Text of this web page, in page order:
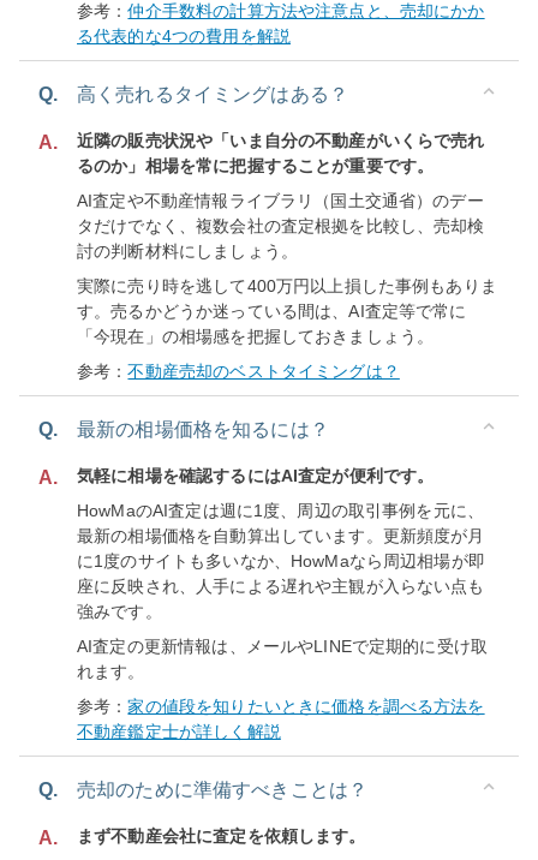
参考：仲介手数料の計算方法や注意点と、売却にかか
る代表的な4つの費用を解説
Q. 高く売れるタイミングはある？
A.
近隣の販売状況や「いま自分の不動産がいくらで売れ
るのか」相場を常に把握することが重要です。
AI査定や不動産情報ライブラリ（国土交通省）のデー
タだけでなく、複数会社の査定根拠を比較し、売却検
討の判断材料にしましょう。
実際に売り時を逃して400万円以上損した事例もありま
す。売るかどうか迷っている間は、AI査定等で常に
「今現在」の相場感を把握しておきましょう。
参考：不動産売却のベストタイミングは？
Q. 最新の相場価格を知るには？
A.
気軽に相場を確認するにはAI査定が便利です。
HowMaのAI査定は週に1度、周辺の取引事例を元に、
最新の相場価格を自動算出しています。更新頻度が月
に1度のサイトも多いなか、HowMaなら周辺相場が即
座に反映され、人手による遅れや主観が入らない点も
強みです。
AI査定の更新情報は、メールやLINEで定期的に受け取
れます。
参考：家の値段を知りたいときに価格を調べる方法を
不動産鑑定士が詳しく解説
Q. 売却のために準備すべきことは？
A.
まず不動産会社に査定を依頼します。